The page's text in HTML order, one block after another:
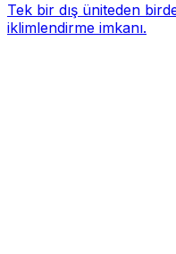
Tek bir dış üniteden
iklimlendirme imkanı.